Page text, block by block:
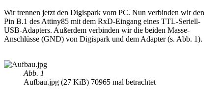
Wir trennen jetzt den Digispark vom PC. Nun verbinden wir den
Pin B.1 des Attiny85 mit dem RxD-Eingang eines TTL-Seriell-
USB-Adapters. Außerdem verbinden wir die beiden Masse-
Anschlüsse (GND) von Digispark und dem Adapter (s. Abb. 1).
Abb. 1
Aufbau.jpg (27 KiB) 70965 mal betrachtet